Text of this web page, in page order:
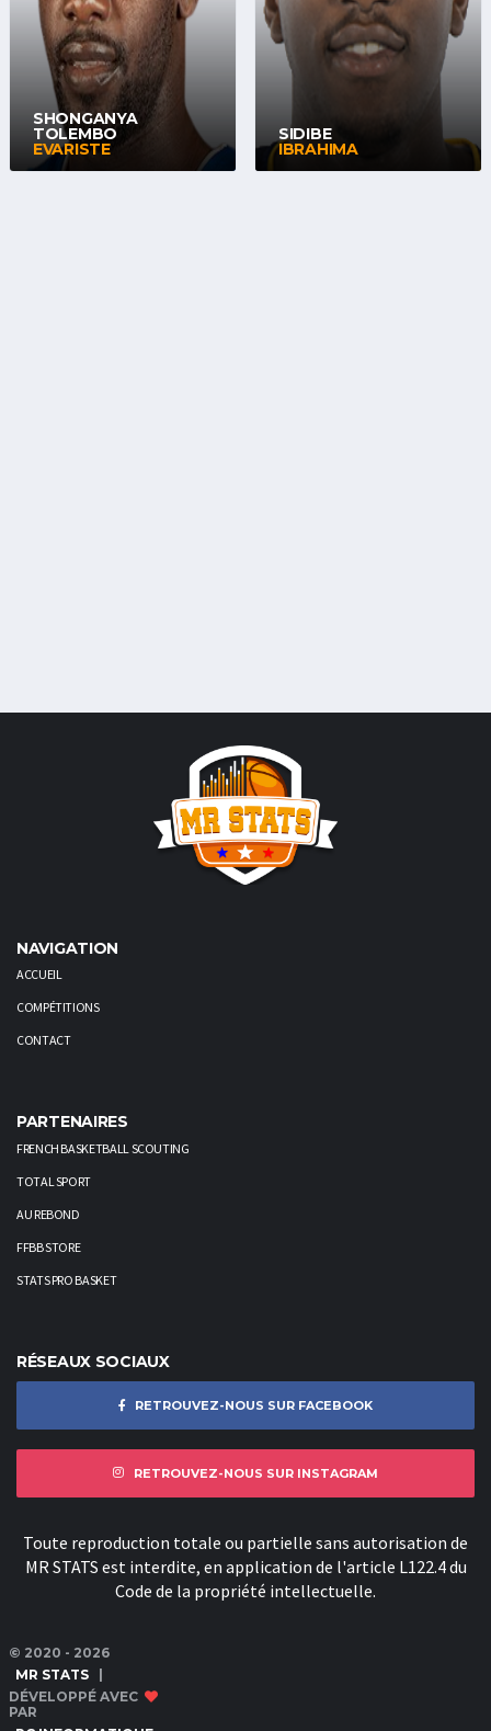
SHONGANYA
TOLEMBO
EVARISTE
SIDIBE
IBRAHIMA
NAVIGATION
ACCUEIL
COMPÉTITIONS
CONTACT
PARTENAIRES
FRENCH BASKETBALL SCOUTING
TOTAL SPORT
AU REBOND
FFBB STORE
STATS PRO BASKET
RÉSEAUX SOCIAUX
RETROUVEZ-NOUS SUR FACEBOOK
RETROUVEZ-NOUS SUR INSTAGRAM
Toute reproduction totale ou partielle sans autorisation de
MR STATS est interdite, en application de l'article L122.4 du
Code de la propriété intellectuelle.
© 2020 - 2026
MR STATS
DÉVELOPPÉ AVEC
PAR